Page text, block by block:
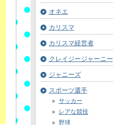
オネエ
カリスマ
カリスマ経営者
クレイジージャーニー
ジャニーズ
スポーツ選手
サッカー
レアな競技
野球